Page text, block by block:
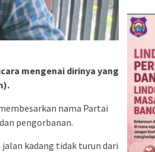
mengenai dirinya yang
nama Partai
pengorbanan.
kadang tidak turun dari